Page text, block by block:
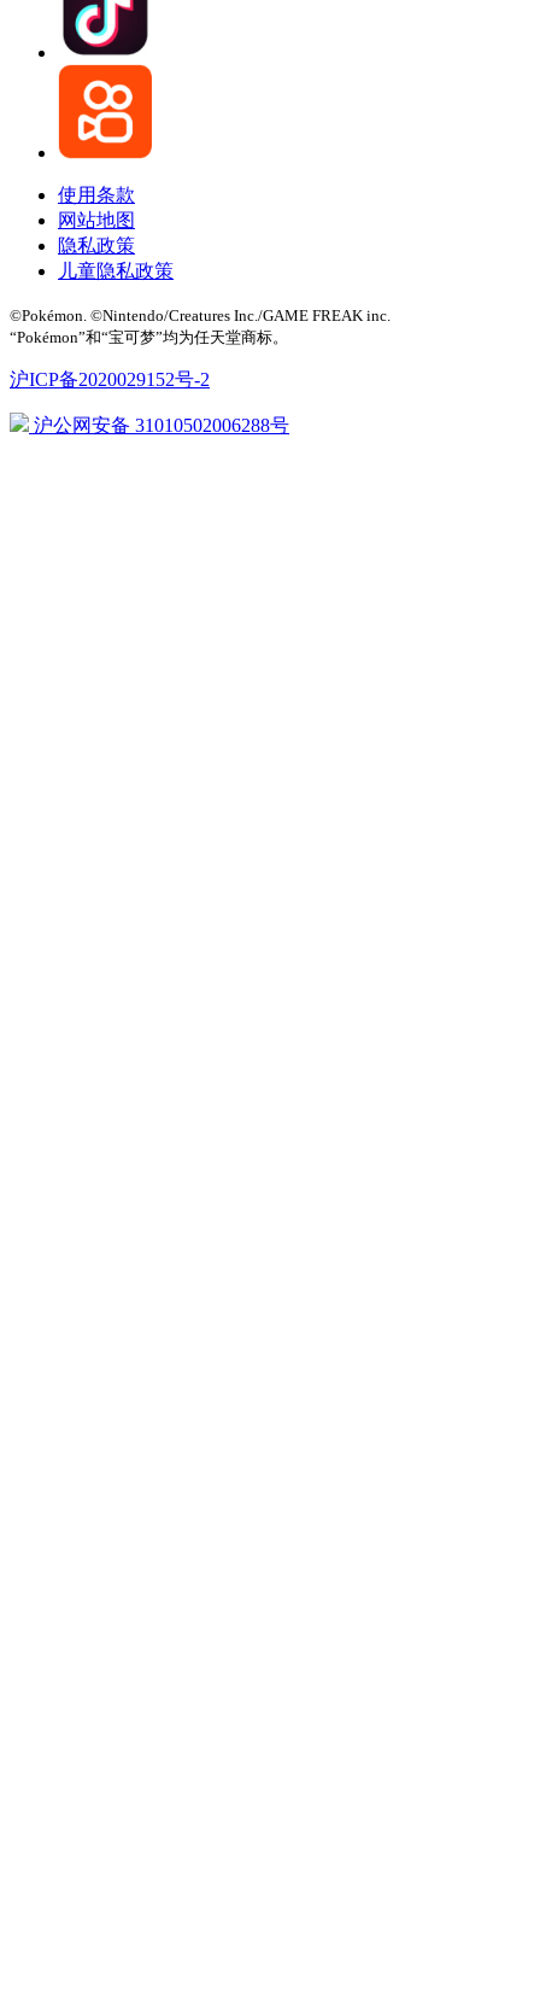
使用条款
网站地图
隐私政策
儿童隐私政策
©Pokémon. ©Nintendo/Creatures Inc./GAME FREAK inc.
“Pokémon”和“宝可梦”均为任天堂商标。
沪ICP备2020029152号-2
沪公网安备 31010502006288号